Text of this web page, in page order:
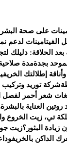
على صحة
الفيتامينات لدعم
الحلاقة: دليلك
بجدةمدة
إطلالتك
شركة توريد
شعر أحمر لفصل
تي، زيت الخروع
البثور؟زيت
الداكن بالخريف